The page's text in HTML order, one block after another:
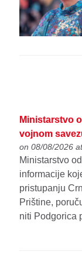
Ministarstvo
vojnom
on 08/08/2026
Ministarstvo
informacije
pristupanju
Prištine,
niti Podgorica